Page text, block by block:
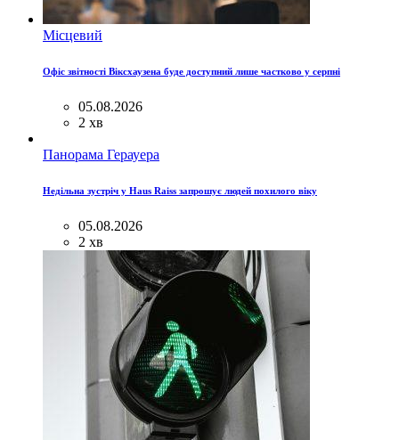
Місцевий
Офіс звітності Віксхаузена буде доступний лише частково у серпні
05.08.2026
2 хв
Панорама Герауера
Недільна зустріч у Haus Raiss запрошує людей похилого віку
05.08.2026
2 хв